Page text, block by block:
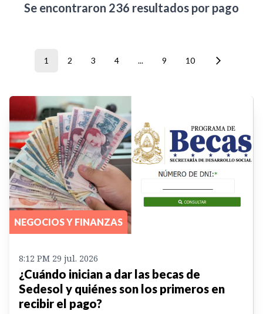
Se encontraron 236 resultados por pago
1 2 3 4 ... 9 10
NEGOCIOS Y FINANZAS
8:12 PM 29 jul. 2026
¿Cuándo inician a dar las becas de
Sedesol y quiénes son los primeros en
recibir el pago?